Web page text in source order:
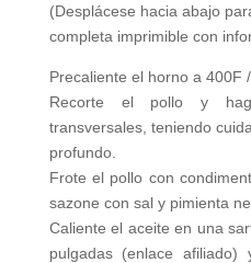
(Desplácese hacia abajo
completa imprimible con
Precaliente el horno a 400F /
Recorte el pollo y
transversales, teniendo
profundo.
Frote el pollo con
sazone con sal y pimienta
Caliente el aceite en una
pulgadas (enlace